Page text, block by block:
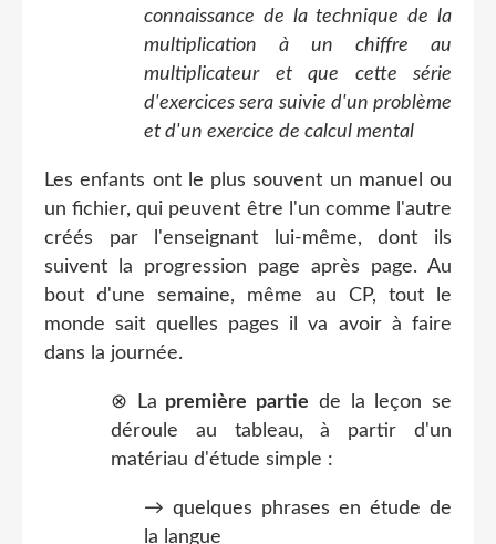
connaissance de la technique de la
multiplication à un chiffre au
multiplicateur et que cette série
d'exercices sera suivie d'un problème
et d'un exercice de calcul mental
Les enfants ont le plus souvent un manuel ou
un fichier, qui peuvent être l'un comme l'autre
créés par l'enseignant lui-même, dont ils
suivent la progression page après page. Au
bout d'une semaine, même au CP, tout le
monde sait quelles pages il va avoir à faire
dans la journée.
⊗ La première partie de la leçon se
déroule au tableau, à partir d'un
matériau d'étude simple :
→ quelques phrases en étude de
la langue